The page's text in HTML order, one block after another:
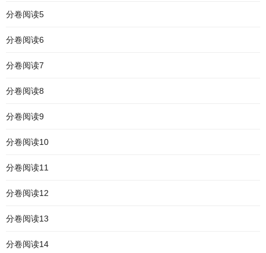
分卷阅读5
分卷阅读6
分卷阅读7
分卷阅读8
分卷阅读9
分卷阅读10
分卷阅读11
分卷阅读12
分卷阅读13
分卷阅读14